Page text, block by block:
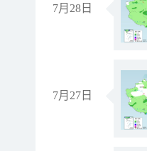
7月28日
7月27日